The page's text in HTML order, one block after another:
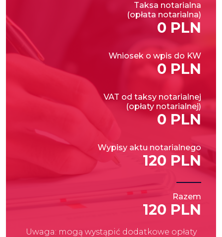
Taksa notarialna
(opłata notarialna)
0 PLN
Wniosek o wpis do KW
0 PLN
VAT od taksy notarialnej
(opłaty notarialnej)
0 PLN
Wypisy aktu notarialnego
120 PLN
Razem
120 PLN
Uwaga: mogą wystąpić dodatkowe opłaty